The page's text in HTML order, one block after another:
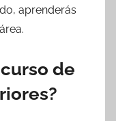
aprenderás
de